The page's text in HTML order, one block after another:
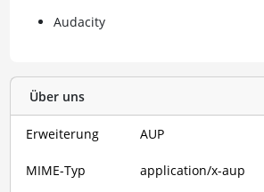
Audacity
Über uns
Erweiterung AUP
MIME-Typ application/x-aup